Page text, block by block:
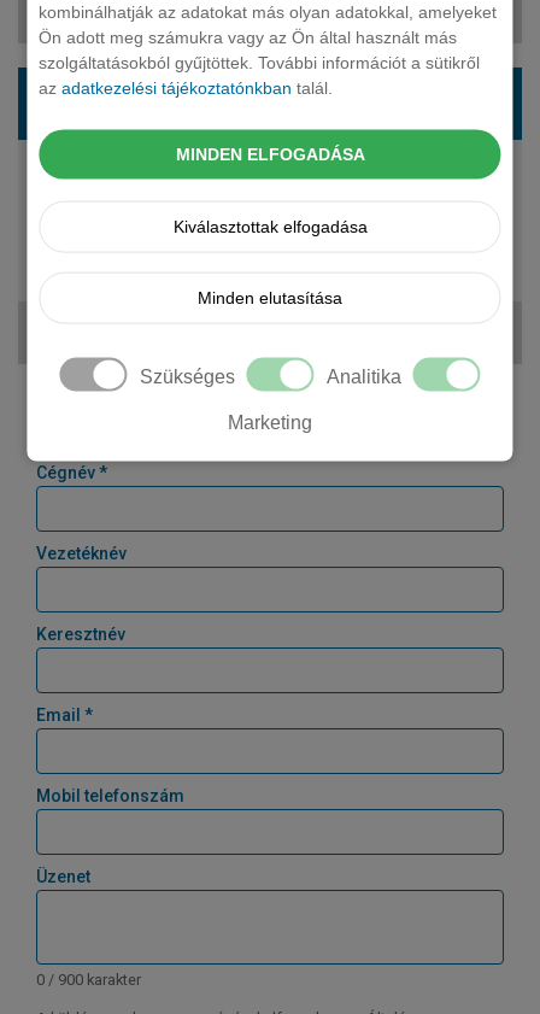
kombinálhatják az adatokat más olyan adatokkal, amelyeket
Ön adott meg számukra vagy az Ön által használt más
szolgáltatásokból gyűjtöttek. További információt a sütikről
azadatkezelési tájékoztatónkban talál.
MINDEN ELFOGADÁSA
Kiválasztottak elfogadása
Minden elutasítása
Szükséges Analitika
Marketing
264 788 Ft + ÁFA
HONDA Civic ferdehatu 2.0 i-MMD Hybrid
143 LE
automata
Kérjen tőlünk árajánlatot!
Cégnév *
Vezetéknév
Keresztnév
Email *
Mobil telefonszám
Üzenet
0 / 900 karakter